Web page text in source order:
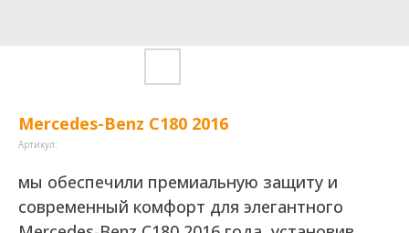
Mercedes-Benz C180 2016
Артикул:
мы обеспечили премиальную защиту и
современный комфорт для элегантного